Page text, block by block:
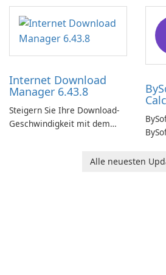
application designed to
monitor your internet
connection and provide real-
time insights into its
Internet Download
Manager 6.43.8
Steigern Sie Ihre Download-
Geschwindigkeit mit dem
Alle neuesten